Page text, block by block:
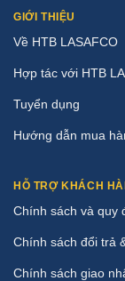
GIỚI THIỆU
Về HTB LASAFCO
Hợp tác với HTB
Tuyển dụng
Hướng dẫn mua
HỖ TRỢ KHÁCH
Chính sách và quy
Chính sách đổi trả
Chính sách giao